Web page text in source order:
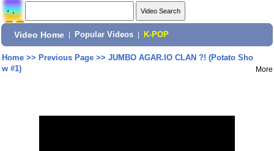
Video Home Popular Videos K-POP
Home>> Previous Page>> JUMBO AGAR.IO CLAN ?! (Potato Sho
w #1)
More